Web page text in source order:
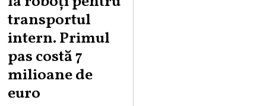
2
transportul
intern. Primul
pas costă 7
milioane de
euro